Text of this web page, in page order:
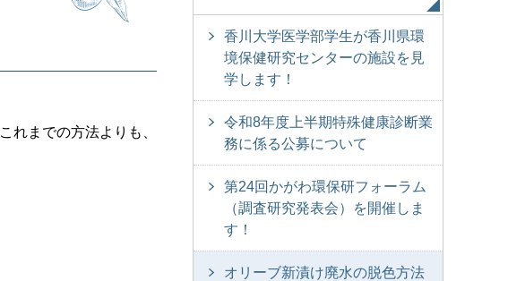
れまでの方法よりも、
香川大学医学部学生が香川県環
境保健研究センターの施設を見
学します！
令和8年度上半期特殊健康診断業
務に係る公募について
第24回かがわ環保研フォーラム
（調査研究発表会）を開催しま
す！
オリーブ新漬け廃水の脱色方法